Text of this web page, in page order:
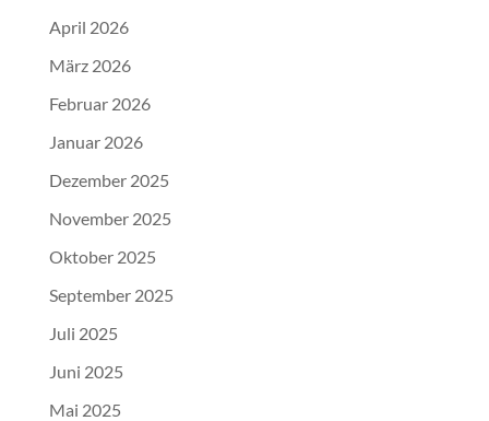
April 2026
März 2026
Februar 2026
Januar 2026
Dezember 2025
November 2025
Oktober 2025
September 2025
Juli 2025
Juni 2025
Mai 2025